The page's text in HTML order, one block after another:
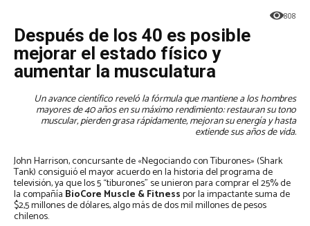
808
Después de los 40 es posible
mejorar el estado físico y
aumentar la musculatura
Un avance científico reveló la fórmula que mantiene a los hombres
mayores de 40 años en su máximo rendimiento: restauran su tono
muscular, pierden grasa rápidamente, mejoran su energía y hasta
extiende sus años de vida.
John Harrison, concursante de «Negociando con Tiburones» (Shark
Tank) consiguió el mayor acuerdo en la historia del programa de
televisión, ya que los 5 “tiburones” se unieron para comprar el 25% de
la compañía BioCore Muscle & Fitnesspor la impactante suma de
$2,5 millones de dólares, algo más de dos mil millones de pesos
chilenos.